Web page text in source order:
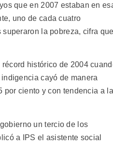
que en 2007 estaban en
uno de cada cuatro
la pobreza, cifra
histórico de 2004
cayó de manera
por ciento y con tendencia a la
un tercio de los
a IPS el asistente social